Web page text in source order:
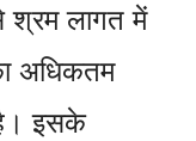
श्रम लागत में
अधिकतम
है। इसके